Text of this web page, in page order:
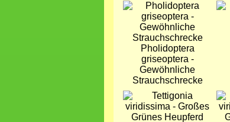
Bild
Pholidoptera
griseoptera -
Gewöhnliche
Strauchschrecke
Bild
Bild Bild